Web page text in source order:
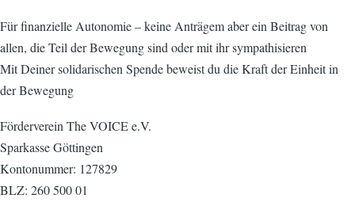
Für finanzielle Autonomie – keine Anträgem aber ein Beitrag von
allen, die Teil der Bewegung sind oder mit ihr sympathisieren
Mit Deiner solidarischen Spende beweist du die Kraft der Einheit in
der Bewegung
Förderverein The VOICE e.V.
Sparkasse Göttingen
Kontonummer: 127829
BLZ: 260 500 01